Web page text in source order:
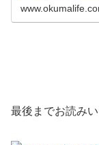
最後までお読み